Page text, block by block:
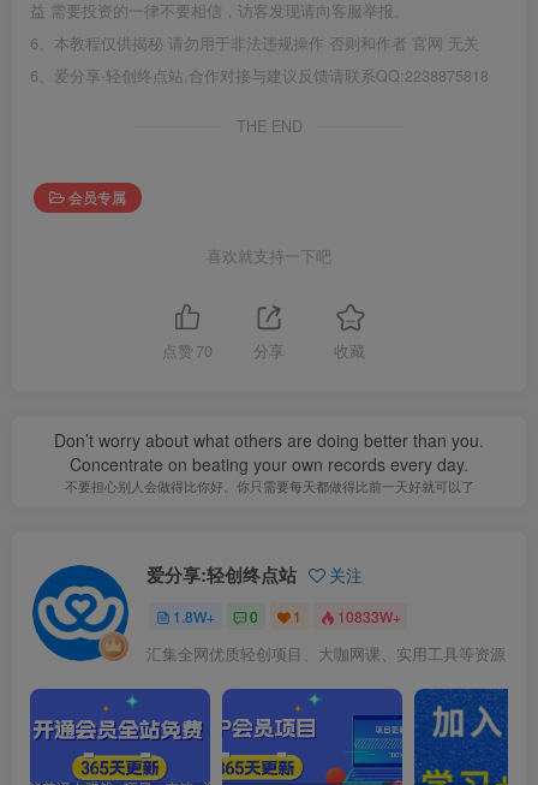
益 需要投资的一律不要相信，访客发现请向客服举报。
6、本教程仅供揭秘 请勿用于非法违规操作 否则和作者 官网 无关
6、爱分享·轻创终点站,合作对接与建议反馈请联系QQ:2238875818
THE END
会员专属
喜欢就支持一下吧
点赞 70 分享 收藏
Don’t worry about what others are doing better than you.
Concentrate on beating your own records every day.
不要担心别人会做得比你好。你只需要每天都做得比前一天好就可以了
爱分享:轻创终点站 关注
1.8W+ 0 1 10833W+
汇集全网优质轻创项目、大咖网课、实用工具等资源